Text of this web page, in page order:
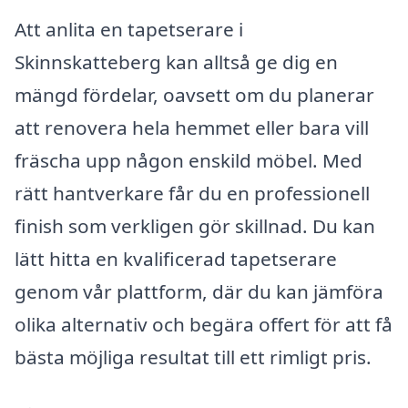
Att anlita en tapetserare i
Skinnskatteberg kan alltså ge dig en
mängd fördelar, oavsett om du planerar
att renovera hela hemmet eller bara vill
fräscha upp någon enskild möbel. Med
rätt hantverkare får du en professionell
finish som verkligen gör skillnad. Du kan
lätt hitta en kvalificerad tapetserare
genom vår plattform, där du kan jämföra
olika alternativ och begära offert för att få
bästa möjliga resultat till ett rimligt pris.